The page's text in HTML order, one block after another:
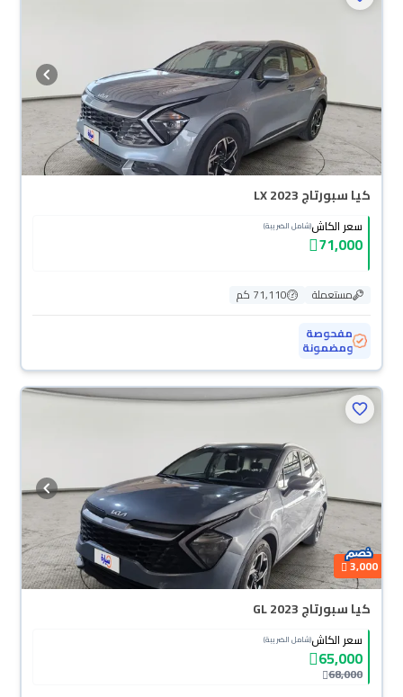
كيا سبورتاج LX 2023
سعر الكاش(شامل الضريبة)
71,000
مستعملة
71,110 كم
مفحوصة
ومضمونة
3,000
كيا سبورتاج GL 2023
سعر الكاش(شامل الضريبة)
65,000
68,000